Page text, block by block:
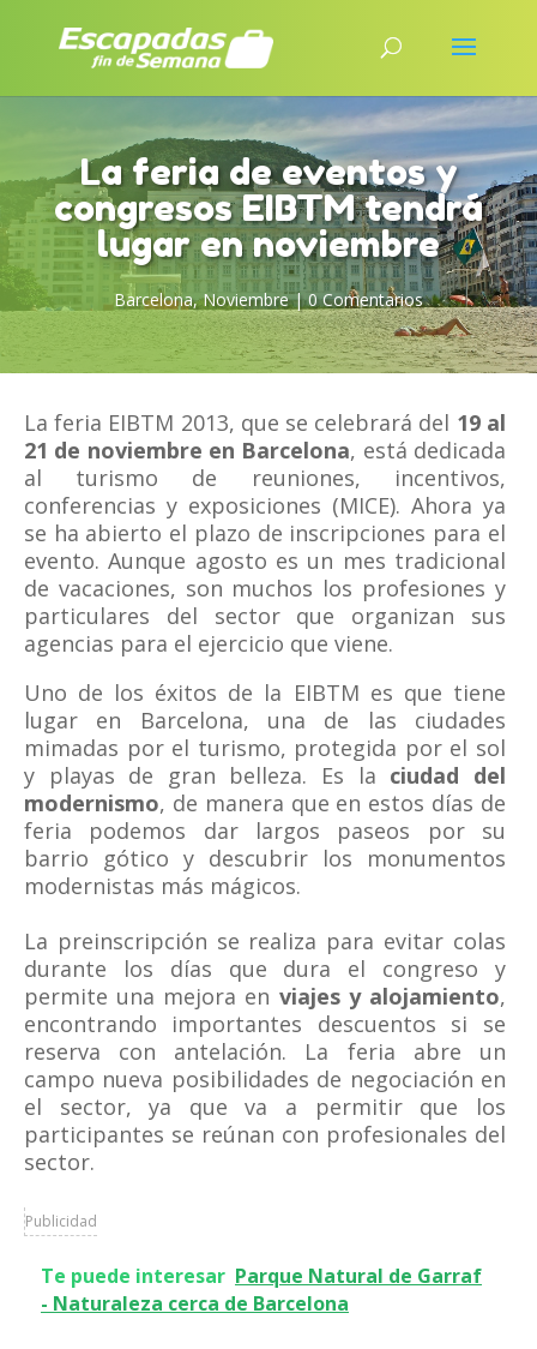
La feria de eventos y
congresos EIBTM tendrá
lugar en noviembre
Barcelona,Noviembre|0 Comentarios
La feria EIBTM 2013, que se celebrará del 19 al
21 de noviembre en Barcelona, está dedicada
al turismo de reuniones, incentivos,
conferencias y exposiciones (MICE). Ahora ya
se ha abierto el plazo de inscripciones para el
evento. Aunque agosto es un mes tradicional
de vacaciones, son muchos los profesiones y
particulares del sector que organizan sus
agencias para el ejercicio que viene.
Uno de los éxitos de la EIBTM es que tiene
lugar en Barcelona, una de las ciudades
mimadas por el turismo, protegida por el sol
y playas de gran belleza. Es la ciudad del
modernismo, de manera que en estos días de
feria podemos dar largos paseos por su
barrio gótico y descubrir los monumentos
modernistas más mágicos.
La preinscripción se realiza para evitar colas
durante los días que dura el congreso y
permite una mejora en viajes y alojamiento,
encontrando importantes descuentos si se
reserva con antelación. La feria abre un
campo nueva posibilidades de negociación en
el sector, ya que va a permitir que los
participantes se reúnan con profesionales del
sector.
Publicidad
Te puede interesar Parque Natural de Garraf
- Naturaleza cerca de Barcelona